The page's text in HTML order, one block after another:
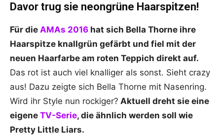
Davor trug sie neongrüne Haarspitzen!
Für die AMAs 2016 hat sich Bella Thorne ihre
Haarspitze knallgrün gefärbt und fiel mit der
neuen Haarfarbe am roten Teppich direkt auf.
Das rot ist auch viel knalliger als sonst. Sieht crazy
aus! Dazu zeigte sich Bella Thorne mit Nasenring.
Wird ihr Style nun rockiger? Aktuell dreht sie eine
eigene TV-Serie, die ähnlich werden soll wie
Pretty Little Liars.